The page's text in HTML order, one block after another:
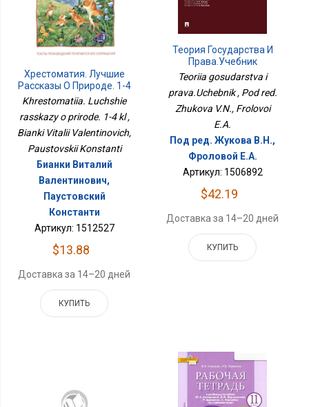
Хрестоматия. Лучшие
Рассказы О Природе. 1-4
Кл
Khrestomatiia. Luchshie
rasskazy o prirode. 1-4 kl ,
Bianki Vitalii Valentinovich,
Paustovskii Konstanti
Бианки Виталий
Валентинович,
Паустовский
Константи
Артикул: 1512527
$13.88
Доставка за 14–20 дней
КУПИТЬ
Теория Государства И
Права.Учебник
Teoriia gosudarstva i
prava.Uchebnik , Pod red.
Zhukova V.N., Frolovoi
E.A.
Под ред. Жукова В.Н.,
Фроловой Е.А.
Артикул: 1506892
$42.19
Доставка за 14–20 дней
КУПИТЬ